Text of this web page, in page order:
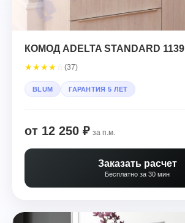
КОМОД ADELTA STANDARD 1139
★★★★ (37)
BLUM ГАРАНТИЯ 5 ЛЕТ
от 12 250 ₽ за п.м.
Заказать расчет
Бесплатно за 30 мин